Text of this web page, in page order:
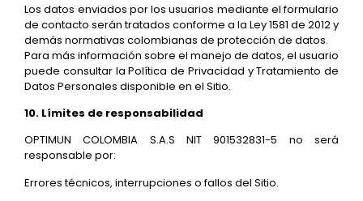
Los datos enviados por los usuarios mediante el formulario
de contacto serán tratados conforme a la Ley 1581 de 2012 y
demás normativas colombianas de protección de datos.
Para más información sobre el manejo de datos, el usuario
puede consultar la Política de Privacidad y Tratamiento de
Datos Personales disponible en el Sitio.
10. Límites de responsabilidad
OPTIMUN COLOMBIA S.A.S NIT 901532831-5 no será
responsable por:
Errores técnicos, interrupciones o fallos del Sitio.